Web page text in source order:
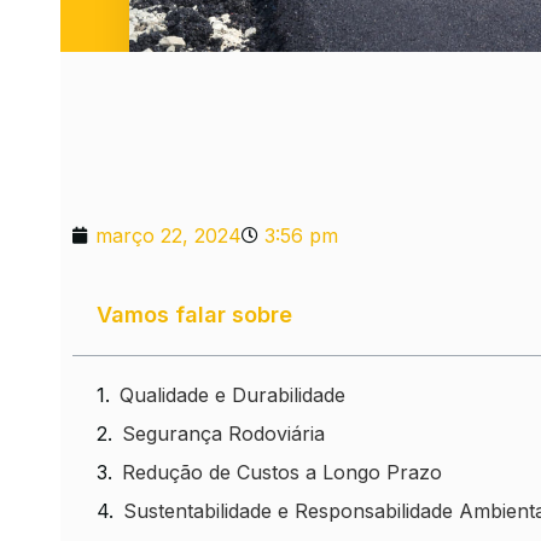
março 22, 2024 3:56 pm
Vamos falar sobre
Qualidade e Durabilidade
Segurança Rodoviária
Redução de Custos a Longo Prazo
Sustentabilidade e Responsabilidade